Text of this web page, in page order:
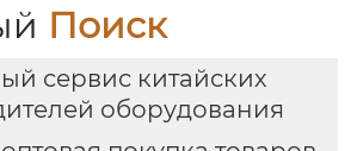
Поиск
сервис китайских
оборудования